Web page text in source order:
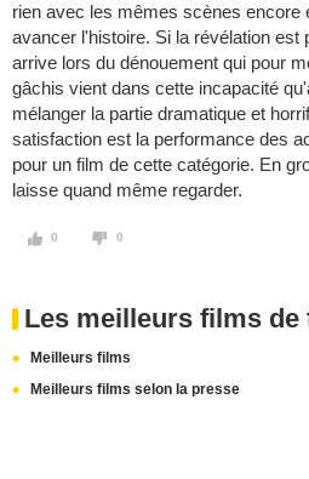
rien avec les mêmes scènes encore
avancer l'histoire. Si la révélation est
arrive lors du dénouement qui pour
gâchis vient dans cette incapacité
mélanger la partie dramatique et
satisfaction est la performance des
pour un film de cette catégorie. En
laisse quand même regarder.
0 0
Les meilleurs films de
Meilleurs films
Meilleurs films selon la presse